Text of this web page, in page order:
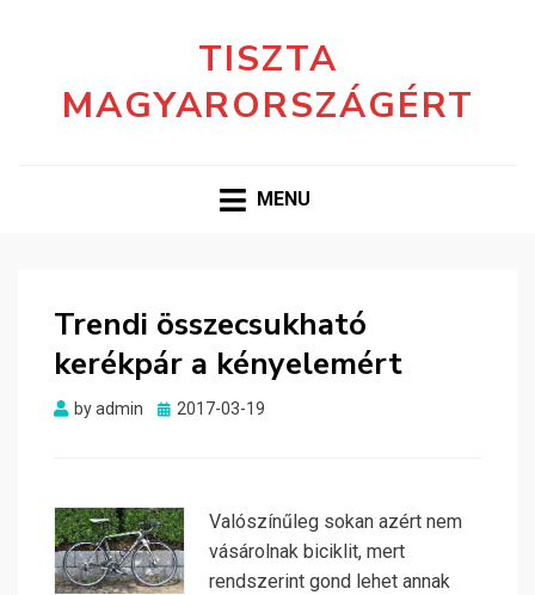
TISZTA
MAGYARORSZÁGÉRT
MENU
Trendi összecsukható
kerékpár a kényelemért
byadmin
Posted
2017-03-19
Valószínűleg sokan azért nem
vásárolnak biciklit, mert
rendszerint gond lehet annak